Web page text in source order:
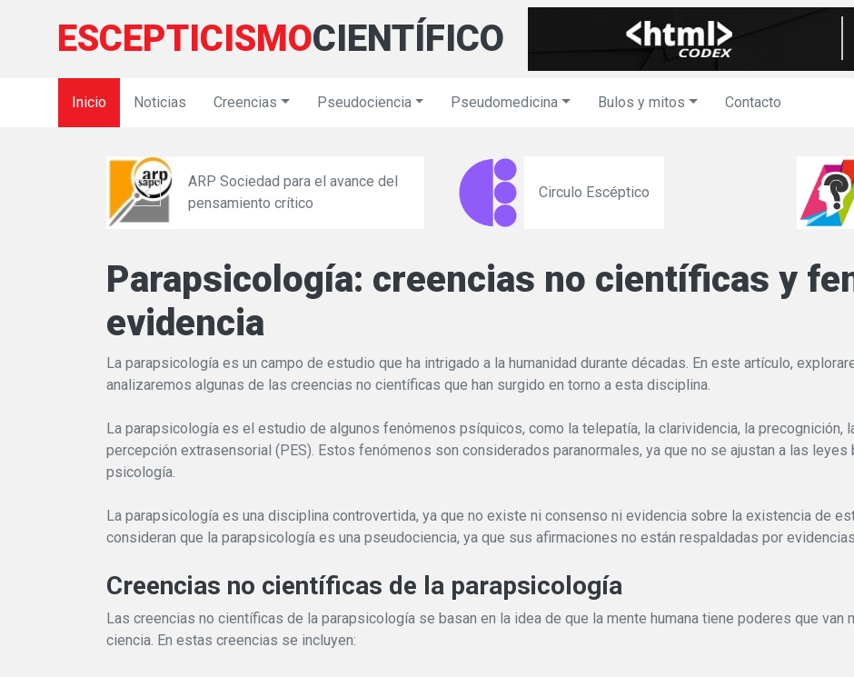
ESCEPTICISMOCIENTÍFICO
Inicio Noticias Creencias Pseudociencia Pseudomedicina Bulos y mitos Contacto
ARP Sociedad para el avance del
pensamiento crítico
Circulo Escéptico
Parapsicología: creencias no científicas y
evidencia
La parapsicología es un campo de estudio que ha intrigado a la humanidad durante décadas. En este artículo,
analizaremos algunas de las creencias no científicas que han surgido en torno a esta disciplina.
La parapsicología es el estudio de algunos fenómenos psíquicos, como la telepatía, la clarividencia, la precognición,
percepción extrasensorial (PES). Estos fenómenos son considerados paranormales, ya que no se ajustan a las
psicología.
La parapsicología es una disciplina controvertida, ya que no existe ni consenso ni evidencia sobre la existencia de
consideran que la parapsicología es una pseudociencia, ya que sus afirmaciones no están respaldadas por
Creencias no científicas de la parapsicología
Las creencias no científicas de la parapsicología se basan en la idea de que la mente humana tiene poderes que
ciencia. En estas creencias se incluyen: